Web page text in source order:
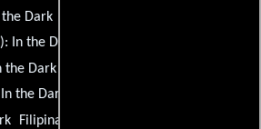
the Dark
In the Dark
the Dark
In the Dark
Filipinas (Título Inglés):